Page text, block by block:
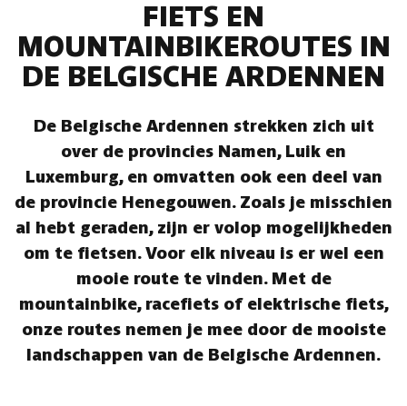
FIETS EN
MOUNTAINBIKEROUTES IN
DE BELGISCHE ARDENNEN
De Belgische Ardennen strekken zich uit
over de provincies Namen, Luik en
Luxemburg, en omvatten ook een deel van
de provincie Henegouwen. Zoals je misschien
al hebt geraden, zijn er volop mogelijkheden
om te fietsen. Voor elk niveau is er wel een
mooie route te vinden. Met de
mountainbike, racefiets of elektrische fiets,
onze routes nemen je mee door de mooiste
landschappen van de Belgische Ardennen.